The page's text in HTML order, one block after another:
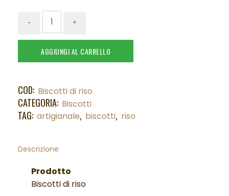
AGGIUNGI AL CARRELLO
COD: Biscotti di riso
CATEGORIA: Biscotti
TAG: artigianale, biscotti, riso
Descrizione
Prodotto
Biscotti di riso